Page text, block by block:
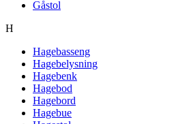
Gåstol
H
Hagebasseng
Hagebelysning
Hagebenk
Hagebod
Hagebord
Hagebue